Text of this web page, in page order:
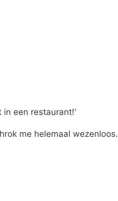
in een restaurant!'
me helemaal wezenloos.